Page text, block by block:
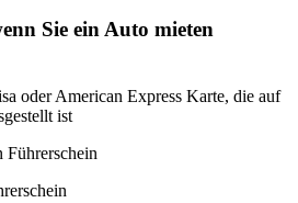
Sie ein Auto mieten
oder American Express Karte, die auf
ist
Führerschein